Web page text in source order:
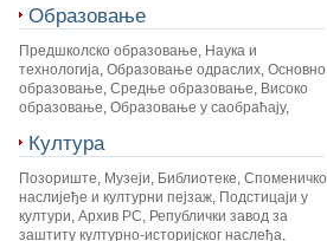
Образовање
Предшколско образовање, Наука и
технологија, Образовање одраслих, Основно
образовање, Средње образовање, Високо
образовање, Образовање у саобраћају,
Култура
Позориште, Музеји, Библиотеке, Споменичко
наслијеђе и културни пејзаж, Подстицаји у
култури, Архив РС, Републички завод за
заштиту културно-историјског наслеђа,